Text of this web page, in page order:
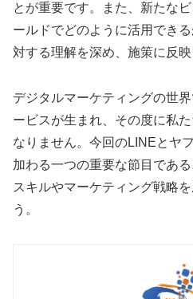
とが重要です。また、新たな
ールドでどのように活用でき
対する理解を深め、施策に反映
デジタルマーケティングの世
ービスが生まれ、その度に私
なりません。今回のLINEとヤ
加わる一つの重要な節目であ
スキルやマーケティング戦略
う。